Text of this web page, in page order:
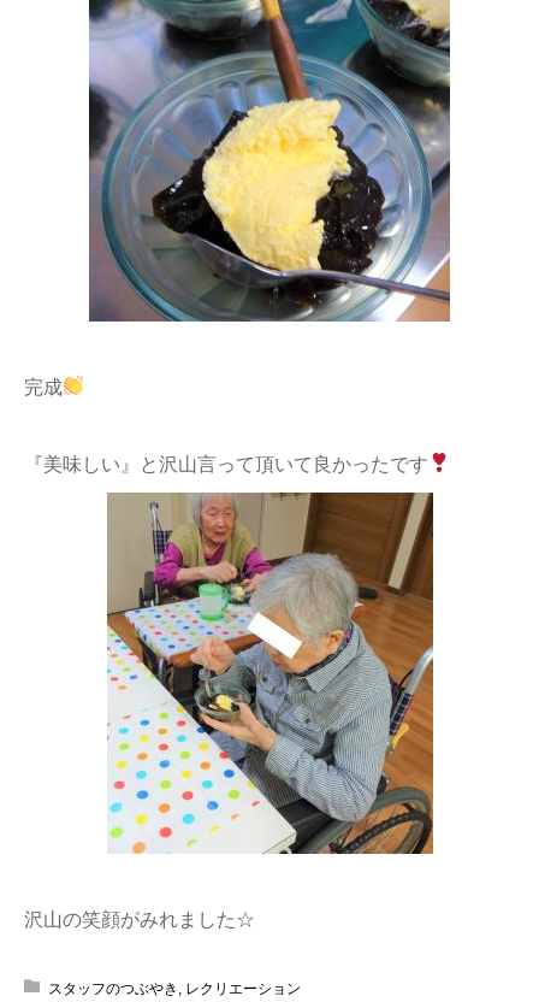
完成
『美味しい』と沢山言って頂いて良かったです
沢山の笑顔がみれました☆
スタッフのつぶやき レクリエーション